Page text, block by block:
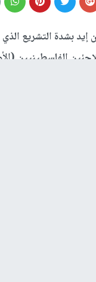
بشدة التشريع
الفلسطينيين